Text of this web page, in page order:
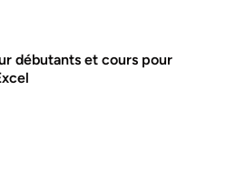
débutants et cours pour